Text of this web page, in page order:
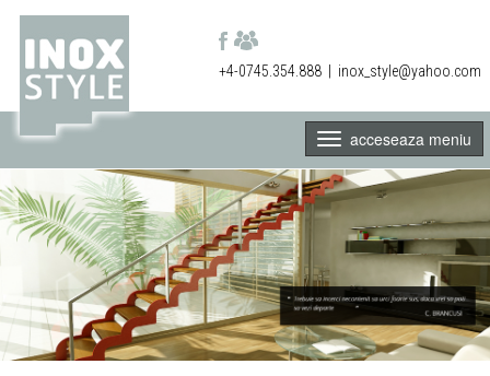
+4-0745.354.888 inox_style@yahoo.com
acceseaza meniu